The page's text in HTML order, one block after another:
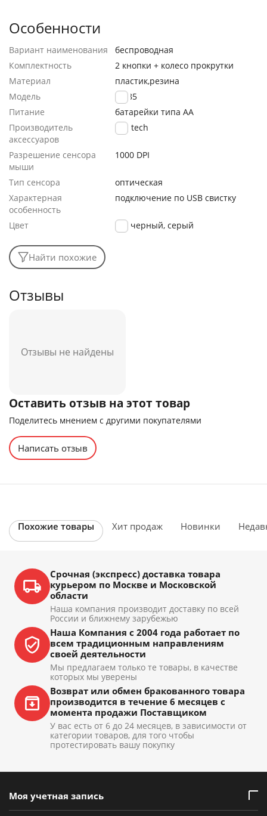
Особенности
Вариант наименования
беспроводная
Комплектность
2 кнопки + колесо прокрутки
Материал
пластик,резина
Модель
M185
Питание
батарейки типа АА
Производитель
аксессуаров
Logitech
Разрешение сенсора
мыши
1000 DPI
Тип сенсора
оптическая
Характерная
особенность
подключение по USB свистку
Цвет черный, серый
Найти похожие
Отзывы
Отзывы не найдены
Оставить отзыв на этот товар
Поделитесь мнением с другими покупателями
Написать отзыв
Похожие товары Хит продаж Новинки
Срочная (экспресс) доставка товара
курьером по Москве и Московской
области
Наша компания производит доставку по всей
России и ближнему зарубежью
Наша Компания с 2004 года работает по
всем традиционным направлениям
своей деятельности
Мы предлагаем только те товары, в качестве
которых мы уверены
Возврат или обмен бракованного товара
производится в течение 6 месяцев с
момента продажи Поставщиком
У вас есть от 6 до 24 месяцев, в зависимости от
категории товаров, для того чтобы
протестировать вашу покупку
Моя учетная запись